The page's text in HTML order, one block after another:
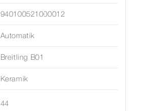
940100521000012
Automatik
Breitling B01
Keramik
44